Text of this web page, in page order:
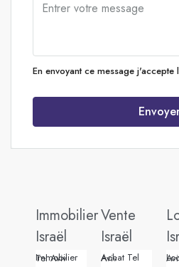
En envoyant ce message j'accepte
Immobilier
Israël
Immobilier Tel Aviv
Vente
Israël
Achat Tel Aviv
Location